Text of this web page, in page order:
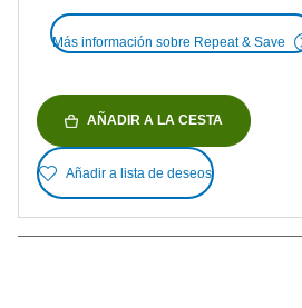
Más información sobre Repeat & Save
AÑADIR A LA CESTA
Añadir a lista de deseos